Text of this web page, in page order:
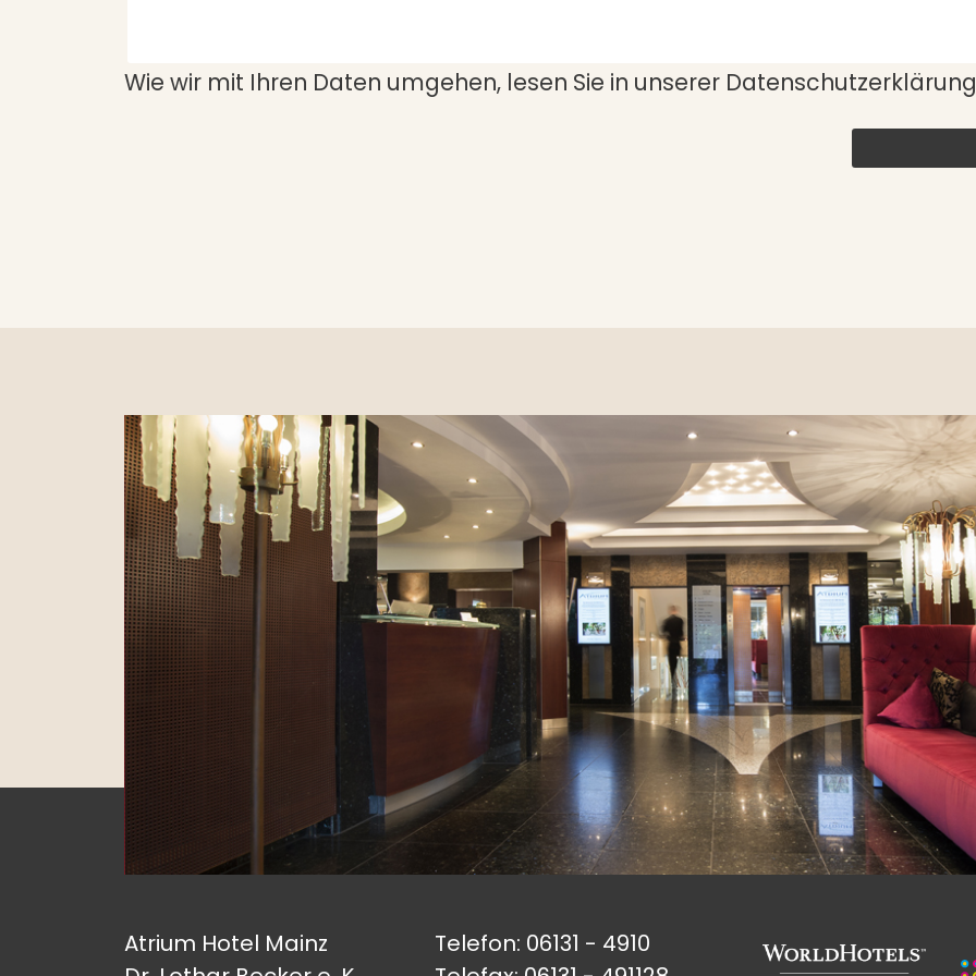
Wie wir mit Ihren Daten umgehen, lesen Sie in unserer Datenschutzerklärung
Atrium Hotel Mainz
Telefon: 06131 - 4910